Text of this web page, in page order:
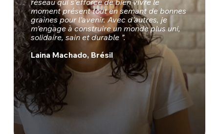
réseau qui s’efforce de bien vivre le
moment présent tout en semant de bonnes
graines pour l’avenir. Avec d’autres, je
m’engage à construire un monde plus uni,
solidaire, sain et durable ”.
Laina Machado, Brésil